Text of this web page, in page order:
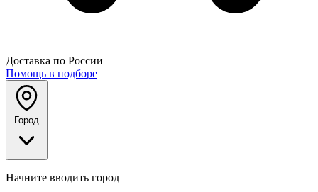
Доставка по России
Помощь в подборе
Город
Начните вводить город